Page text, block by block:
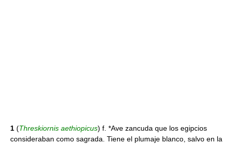
1 (Threskiornis aethiopicus) f. *Ave zancuda que los egipcios
consideraban como sagrada. Tiene el plumaje blanco, salvo en la